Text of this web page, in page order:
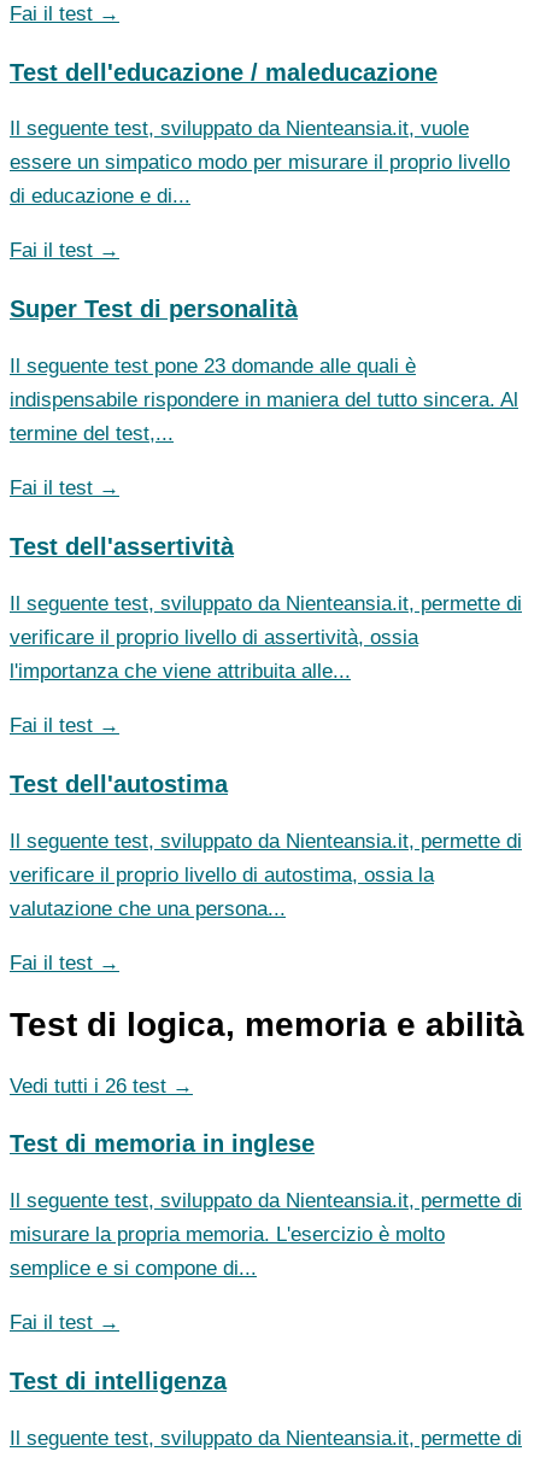
Fai il test →
Test dell'educazione / maleducazione
Il seguente test, sviluppato da Nienteansia.it, vuole
essere un simpatico modo per misurare il proprio livello
di educazione e di...
Fai il test →
Super Test di personalità
Il seguente test pone 23 domande alle quali è
indispensabile rispondere in maniera del tutto sincera. Al
termine del test,...
Fai il test →
Test dell'assertività
Il seguente test, sviluppato da Nienteansia.it, permette di
verificare il proprio livello di assertività, ossia
l'importanza che viene attribuita alle...
Fai il test →
Test dell'autostima
Il seguente test, sviluppato da Nienteansia.it, permette di
verificare il proprio livello di autostima, ossia la
valutazione che una persona...
Fai il test →
Test di logica, memoria e abilità
Vedi tutti i 26 test →
Test di memoria in inglese
Il seguente test, sviluppato da Nienteansia.it, permette di
misurare la propria memoria. L'esercizio è molto
semplice e si compone di...
Fai il test →
Test di intelligenza
Il seguente test, sviluppato da Nienteansia.it, permette di